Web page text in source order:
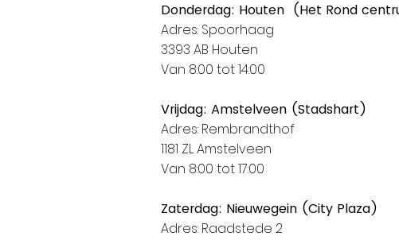
Donderdag: Houten (Het Rond
Adres: Spoorhaag
3393 AB Houten
Van 8:00 tot 14:00
Vrijdag: Amstelveen (Stadshart)
Adres: Rembrandthof
1181 ZL Amstelveen
Van 8:00 tot 17:00
Zaterdag: Nieuwegein (City Plaza)
Adres: Raadstede 2